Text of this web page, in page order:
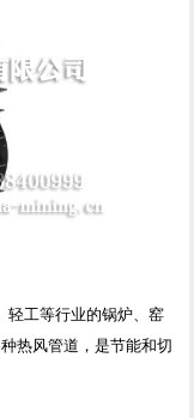
工等行业的锅炉、窑
热风管道，是节能和切